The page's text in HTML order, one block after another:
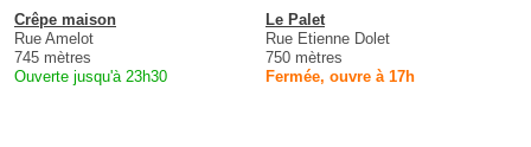
Crêpe maison
Rue Amelot
745 mètres
Ouverte jusqu'à 23h30
Le Palet
Rue Etienne Dolet
750 mètres
Fermée, ouvre à 17h